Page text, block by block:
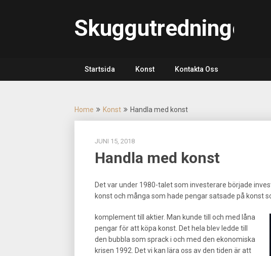
Startsida Konst Kontakta Oss
Home Konst Handla med konst
JUNI 15, 2018
Handla med konst
Det var under 1980-talet som investerare började
konst och många som hade pengar satsade på konst
komplement till aktier. Man kunde till och med låna
pengar för att köpa konst. Det hela blev ledde till
den bubbla som sprack i och med den ekonomiska
krisen 1992. Det vi kan lära oss av den tiden är att